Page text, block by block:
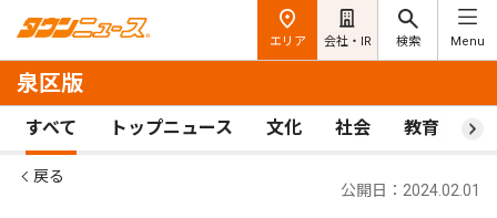
エリア 会社・IR 検索 Menu
泉区版
すべて トップニュース 文化 社会 教育 ス
戻る
公開日：2024.02.01